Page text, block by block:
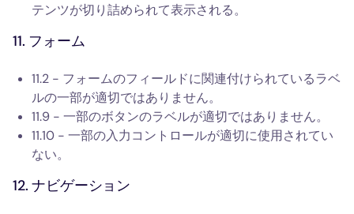
テンツが切り詰められて表示される。
11. フォーム
11.2 - フォームのフィールドに関連付けられているラベ
ルの一部が適切ではありません。
11.9 - 一部のボタンのラベルが適切ではありません。
11.10 - 一部の入力コントロールが適切に使用されてい
ない。
12. ナビゲーション